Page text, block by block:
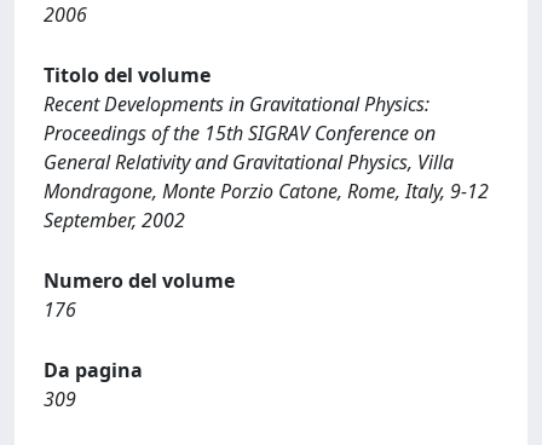
2006
Titolo del volume
Recent Developments in Gravitational Physics:
Proceedings of the 15th SIGRAV Conference on
General Relativity and Gravitational Physics, Villa
Mondragone, Monte Porzio Catone, Rome, Italy, 9-12
September, 2002
Numero del volume
176
Da pagina
309